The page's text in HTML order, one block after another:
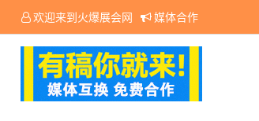
欢迎来到火爆展会网 媒体合作